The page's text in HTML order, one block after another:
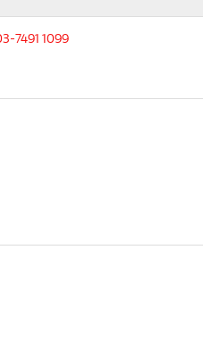
7491 1099